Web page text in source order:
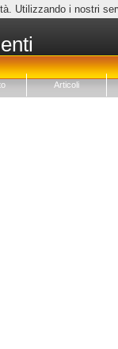
Utilizzando i nostri
Articoli